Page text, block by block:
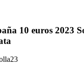
10 euros 2023